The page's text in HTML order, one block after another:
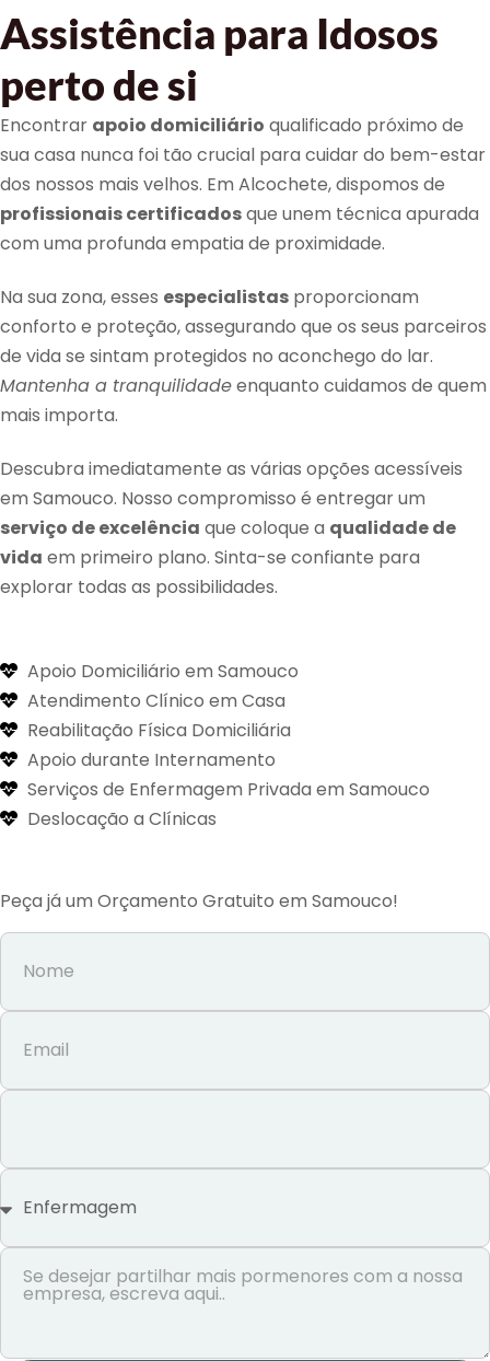
Assistência para Idosos
perto de si
Encontrar apoio domiciliário qualificado próximo de
sua casa nunca foi tão crucial para cuidar do bem-estar
dos nossos mais velhos. Em Alcochete, dispomos de
profissionais certificadosque unem técnica apurada
com uma profunda empatia de proximidade.
Na sua zona, esses especialistas proporcionam
conforto e proteção, assegurando que os seus parceiros
de vida se sintam protegidos no aconchego do lar.
Mantenha a tranquilidadeenquanto cuidamos de quem
mais importa.
Descubra imediatamente as várias opções acessíveis
em Samouco. Nosso compromisso é entregar um
serviço de excelência que coloque a qualidade de
vida em primeiro plano. Sinta-se confiante para
explorar todas as possibilidades.
Apoio Domiciliário em Samouco
Atendimento Clínico em Casa
Reabilitação Física Domiciliária
Apoio durante Internamento
Serviços de Enfermagem Privada em Samouco
Deslocação a Clínicas
Peça já um Orçamento Gratuito em Samouco!